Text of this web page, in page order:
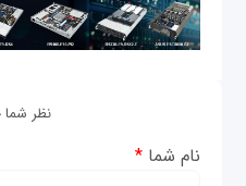
نظر
نام شما*